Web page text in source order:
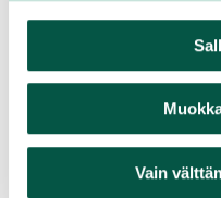
Vain
Suomen piiri ry
keski-suomi@sll.fi
Yliopistonkatu 30C,